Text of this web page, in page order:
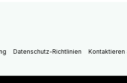
Datenschutz-Richtlinien Kontaktieren